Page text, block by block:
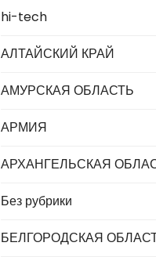
hi-tech
АЛТАЙСКИЙ КРАЙ
АМУРСКАЯ ОБЛАСТЬ
АРМИЯ
АРХАНГЕЛЬСКАЯ
Без рубрики
БЕЛГОРОДСКАЯ